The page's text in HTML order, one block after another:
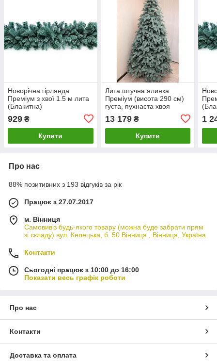
Новорічна гірлянда
Преміум з хвої 1.5 м лита
(Блакитна)
929 ₴
Купити
Лита штучна ялинка
Преміум (висота 290 см)
густа, пухнаста хвоя
13 179₴
Купити
1
Про нас
88% позитивних з 193 відгуків за рік
Працює з 27.07.2017
м. Вінниця
Самовивіз будь-якого товару (можна буде забрати прям
зі складу) вул. Келецька, б. 50 Вінниця , Вінниця, Україна
Контакти
Сьогодні працює з 10:00 до 16:00
Показати весь графік роботи
Про нас
Контакти
Доставка та оплата